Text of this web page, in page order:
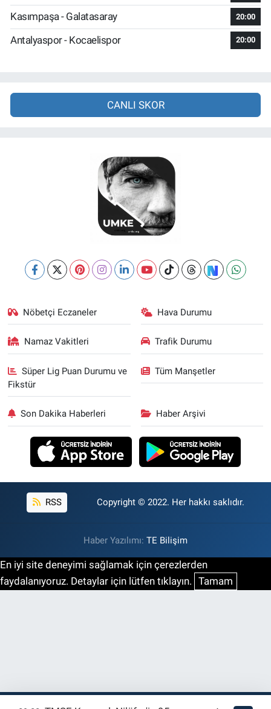
Kasımpaşa - Galatasaray 20:00
Antalyaspor - Kocaelispor 20:00
CANLI SKOR
Nöbetçi Eczaneler Hava Durumu
Namaz Vakitleri Trafik Durumu
Süper Lig Puan Durumu ve
Fikstür
Tüm Manşetler
Son Dakika Haberleri Haber Arşivi
RSS Copyright © 2022. Her hakkı saklıdır.
Haber Yazılımı: TE Bilişim
En iyi site deneyimi sağlamak için çerezlerden
faydalanıyoruz. Detaylar için lütfen tıklayın. Tamam